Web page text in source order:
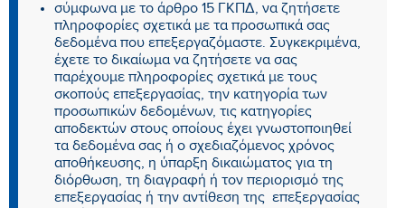
σύμφωνα με το άρθρο 15 ΓΚΠΔ, να ζητήσετε
πληροφορίες σχετικά με τα προσωπικά σας
δεδομένα που επεξεργαζόμαστε. Συγκεκριμένα,
έχετε το δικαίωμα να ζητήσετε να σας
παρέχουμε πληροφορίες σχετικά με τους
σκοπούς επεξεργασίας, την κατηγορία των
προσωπικών δεδομένων, τις κατηγορίες
αποδεκτών στους οποίους έχει γνωστοποιηθεί
τα δεδομένα σας ή ο σχεδιαζόμενος χρόνος
αποθήκευσης, η ύπαρξη δικαιώματος για τη
διόρθωση, τη διαγραφή ή τον περιορισμό της
επεξεργασίας ή την αντίθεση της επεξεργασίας